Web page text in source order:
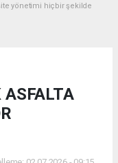
yönetimi hiçbir şekilde
ASFALTA